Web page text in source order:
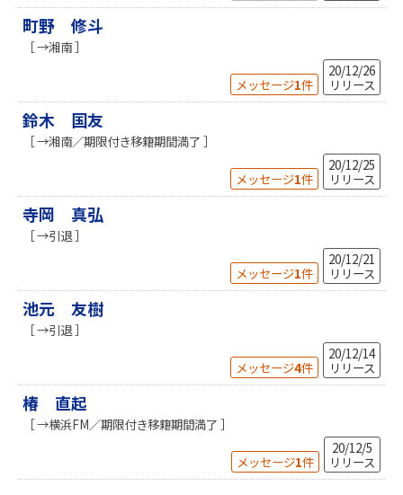
町野 修斗
［ →湘南 ］
メッセージ1件
20/12/26
リリース
鈴木 国友
［ →湘南／期限付き移籍期間満了 ］
メッセージ1件
20/12/25
リリース
寺岡 真弘
［ →引退 ］
メッセージ1件
20/12/21
リリース
池元 友樹
［ →引退 ］
メッセージ4件
20/12/14
リリース
椿 直起
［ →横浜FM／期限付き移籍期間満了 ］
メッセージ1件
20/12/5
リリース